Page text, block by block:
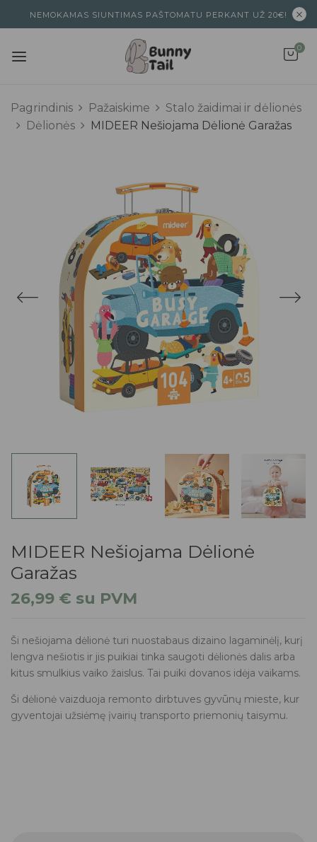
NEMOKAMAS SIUNTIMAS PAŠTOMATU PERKANT UŽ 20€!
0
Pagrindinis Pažaiskime
Stalo žaidimai ir dėlionės
Dėlionės
MIDEER Nešiojama Dėlionė Garažas
MIDEER Nešiojama Dėlionė
Garažas
26,99 € su PVM
Ši nešiojama dėlionė turi nuostabaus dizaino lagaminėlį, kurį
lengva nešiotis ir jis puikiai tinka saugoti dėlionės dalis arba
kitus smulkius vaiko žaislus. Tai puiki dovanos idėja vaikams.
Ši dėlionė vaizduoja remonto dirbtuves gyvūnų mieste, kur
gyventojai užsiėmę įvairių transporto priemonių taisymu.